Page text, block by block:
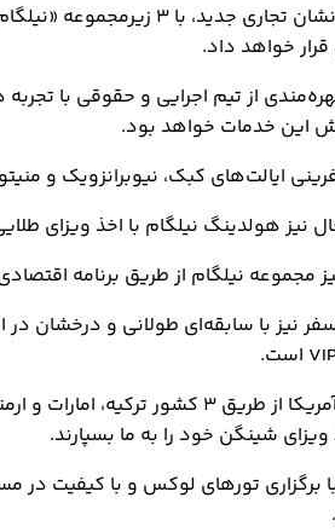
هلدینگ نیلگام با لوگو
قرار خواهد داد.
از تیم اجرایی و حقوقی با
این خدمات خواهد بود.
ایالت‌های کبک، نیوبرانزویک و
نیز هولدینگ نیلگام با اخذ ویزای
مجموعه نیلگام از طریق برنامه
نیز با سابقه‌ای طولانی و درخشان در
انجام می‌گیرد. متقاضیان دریافت
شینگن خود را به ما بسپارند.
برگزاری تورهای لوکس و با کیفیت در